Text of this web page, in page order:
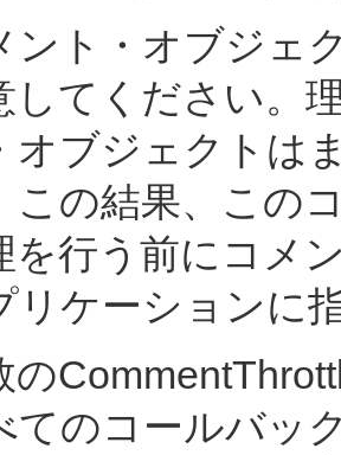
ント・オブジェ
してください。
オブジェクトは
この結果、この
を行う前にコメ
リケーションに
の
てのコールバッ